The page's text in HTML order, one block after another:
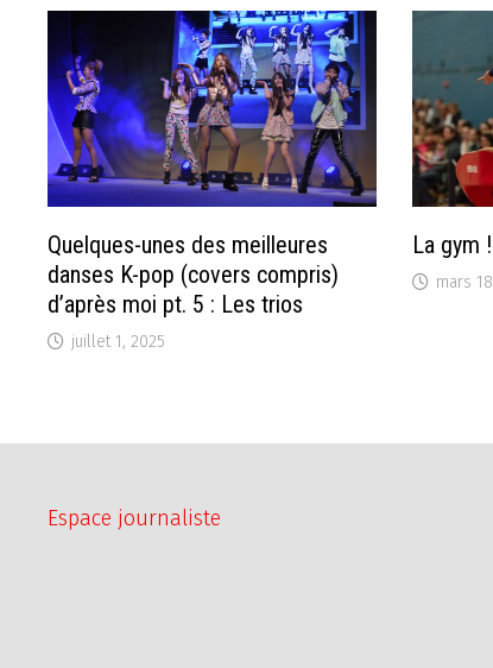
Quelques-unes des meilleures
danses K-pop (covers compris)
d’après moi pt. 5 : Les trios
juillet 1, 2025
La gym
mars
Espace journaliste